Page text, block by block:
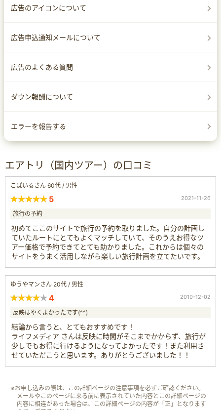
広告のアイコンについて
広告申込通知メールについて
広告のよくある質問
ダウン報酬について
エラーを報告する
エアトリ（国内ツアー）の口コミ
こぱいるさん 60代 / 男性
5 2021-11-26
旅行の予約
初めてここのサイトで旅行の予約を取りました。自分の計画し
ていたルートにとてもよくマッチしていて、そのうえお得なツ
アー価格で予約できてとても助かりました。これからは個々の
サイトをうまく活用しながら楽しい旅行計画を立てたいです。
ゆうやマンさん 20代 / 男性
4 2019-12-02
反映はやくよかったです(^^)
結論から言うと、とてもおすすめです！
ライフメディア さんは反映に時間がそこまでかからず、旅行が
少しでもお得に行けるようになってよかったです！また利用さ
せていただこうと思います。ありがとうございました！！
※お申し込みの際は、この詳細ページの注意事項を必ずご確認ください。
メールやこのページに来る前に表示されていた内容とこの詳細ページの
内容に相違があった場合は、この詳細ページの内容が「正」となります